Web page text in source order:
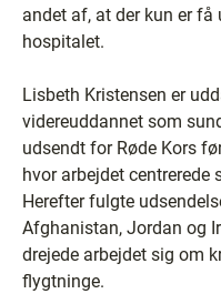
andet af, at der kun er
hospitalet.
Lisbeth Kristensen er
videreuddannet som
udsendt for Røde Kors
hvor arbejdet
Herefter fulgte
Afghanistan, Jordan og
drejede arbejdet sig om
flygtninge.